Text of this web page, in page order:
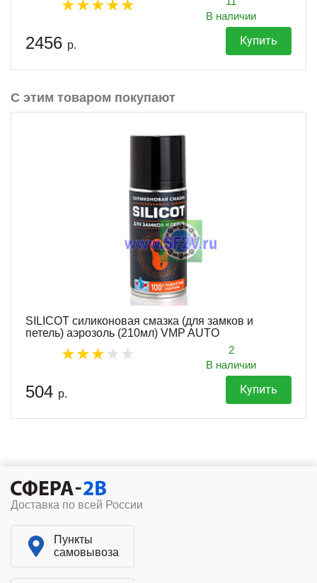
В наличии
2456 р. Купить
С этим товаром покупают
SILICOT силиконовая смазка (для замков и
петель) аэрозоль (210мл) VMP AUTO
2
В наличии
504 р. Купить
Доставка по всей России
Пункты
самовывоза